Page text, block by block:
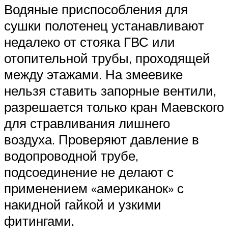
Водяные приспособления для
сушки полотенец устанавливают
недалеко от стояка ГВС или
отопительной трубы, проходящей
между этажами. На змеевике
нельзя ставить запорные вентили,
разрешается только кран Маевского
для стравливания лишнего
воздуха. Проверяют давление в
водопроводной трубе,
подсоединение не делают с
применением «американок» с
накидной гайкой и узкими
фитингами.